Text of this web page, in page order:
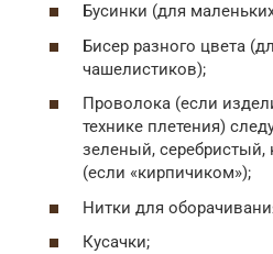
Бусинки (для
Бисер разного цвета
чашелистиков);
Проволока (если
технике плетения)
зеленый, серебристый,
(если «кирпичиком»);
Нитки для
Кусачки;